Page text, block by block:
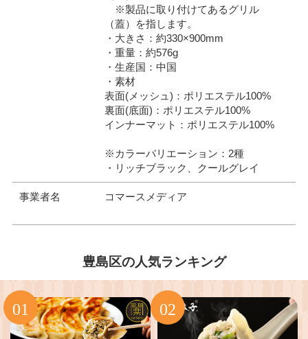
※製品に取り付けてあるグリル
（蓋）を指します。
・大きさ：約330×900mm
・重量：約576g
・生産国：中国
・素材
表面(メッシュ)：ポリエステル100%
裏面(底面)：ポリエステル100%
インナーマット：ポリエステル100%
※カラーバリエーション：2種
・リッチブラック、クールグレイ
事業者名 コマースメディア
豊島区の人気ランキング